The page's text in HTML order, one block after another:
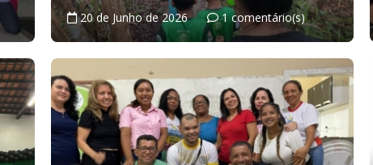
20 de Junho de 2026 1 comentário(s)